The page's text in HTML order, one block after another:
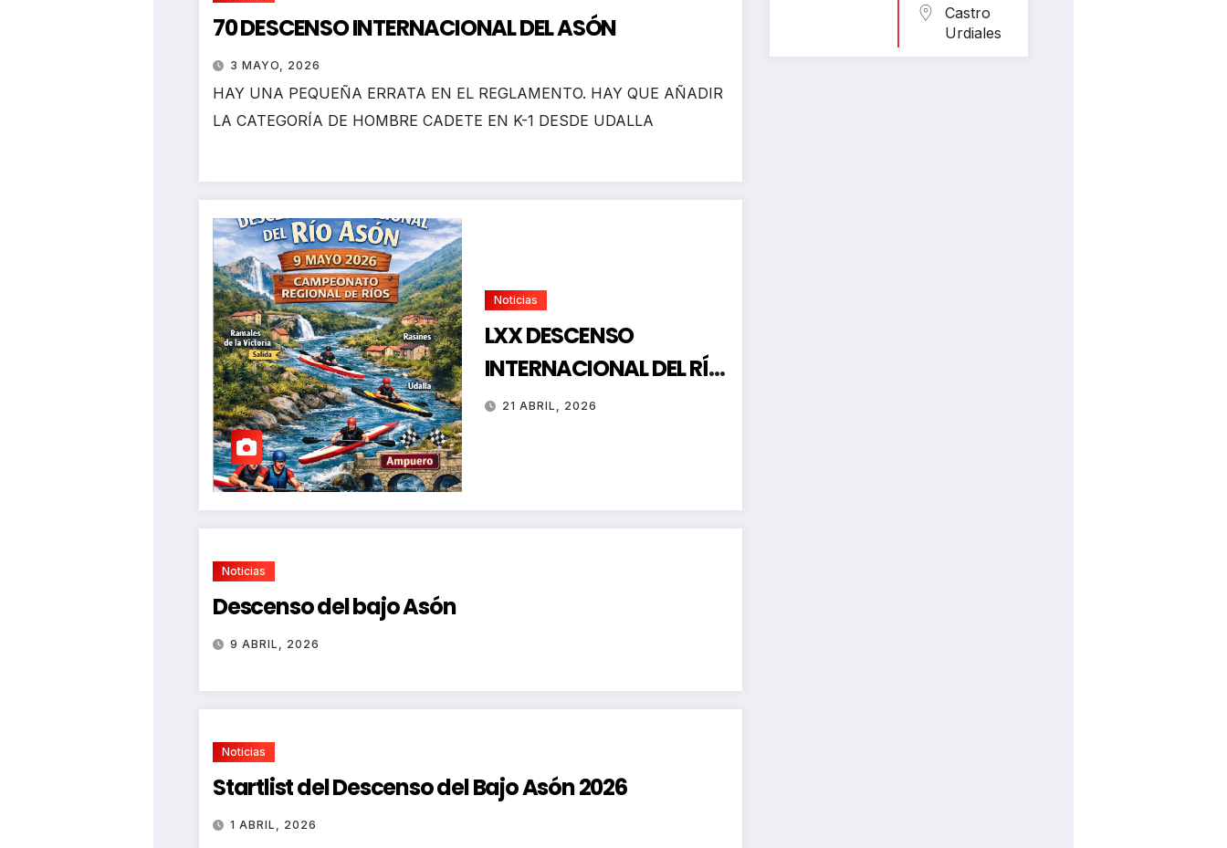
70 DESCENSO INTERNACIONAL DEL ASÓN
3 MAYO, 2026
HAY UNA PEQUEÑA ERRATA EN EL REGLAMENTO. HAY QUE AÑADIR
LA CATEGORÍA DE HOMBRE CADETE EN K-1 DESDE UDALLA
Noticias
LXX DESCENSO
INTERNACIONAL DEL RÍO
ASÓN
21 ABRIL, 2026
Noticias
Descenso del bajo Asón
9 ABRIL, 2026
Noticias
Startlist del Descenso del Bajo Asón 2026
1 ABRIL, 2026
Castro
Urdiales